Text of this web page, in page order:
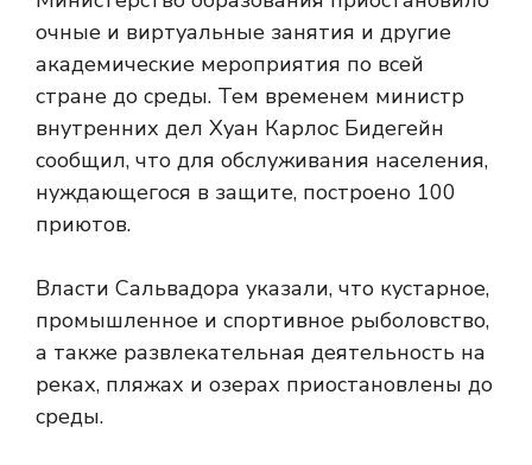
очные и виртуальные занятия и другие
академические мероприятия по всей
стране до среды. Тем временем министр
внутренних дел Хуан Карлос Бидегейн
сообщил, что для обслуживания населения,
нуждающегося в защите, построено 100
приютов.
Власти Сальвадора указали, что кустарное,
промышленное и спортивное рыболовство,
а также развлекательная деятельность на
реках, пляжах и озерах приостановлены до
среды.